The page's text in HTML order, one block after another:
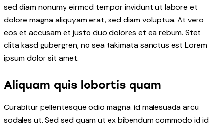
sed diam nonumy eirmod tempor invidunt ut labore et
dolore magna aliquyam erat, sed diam voluptua. At vero
eos et accusam et justo duo dolores et ea rebum. Stet
clita kasd gubergren, no sea takimata sanctus est Lorem
ipsum dolor sit amet.
Aliquam quis lobortis quam
Curabitur pellentesque odio magna, id malesuada arcu
sodales ut. Sed sed quam ut ex bibendum commodo id id